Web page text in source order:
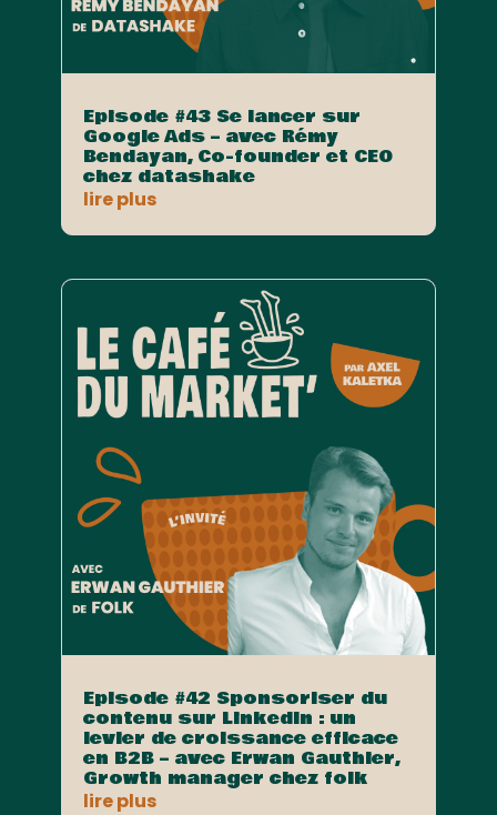
Episode #43 Se lancer sur
Google Ads – avec Rémy
Bendayan, Co-founder et CEO
chez datashake
lire plus
Episode #42 Sponsoriser du
contenu sur LinkedIn : un
levier de croissance efficace
en B2B – avec Erwan Gauthier,
Growth manager chez folk
lire plus